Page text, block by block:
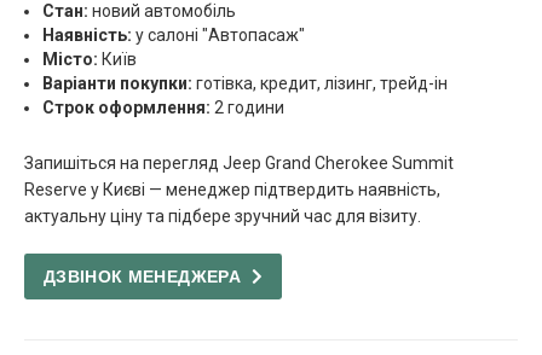
Стан: новий автомобіль
Наявність: у салоні "Автопасаж"
Місто: Київ
Варіанти покупки: готівка, кредит, лізинг, трейд-ін
Строк оформлення: 2 години
Запишіться на перегляд Jeep Grand Cherokee Summit
Reserve у Києві — менеджер підтвердить наявність,
актуальну ціну та підбере зручний час для візиту.
ДЗВІНОК МЕНЕДЖЕРА